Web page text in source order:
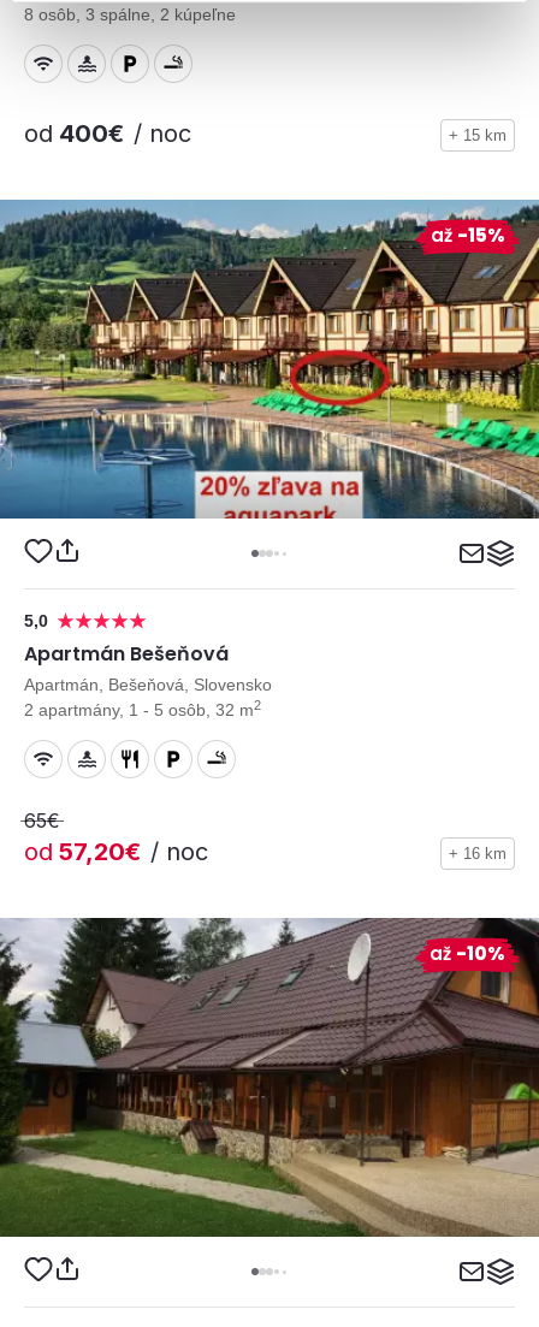
8 osôb, 3 spálne, 2 kúpeľne
od 400€ / noc + 15 km
5,0
Apartmán Bešeňová
Apartmán, Bešeňová, Slovensko
2 apartmány, 1 - 5 osôb, 32 m2
65€
od 57,20€ / noc
až -15%
+ 16 km
až -10%